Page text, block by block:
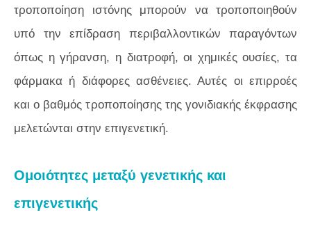
τροποποίηση ιστόνης μπορούν να τροποποιηθούν
υπό την επίδραση περιβαλλοντικών παραγόντων
όπως η γήρανση, η διατροφή, οι χημικές ουσίες, τα
φάρμακα ή διάφορες ασθένειες. Αυτές οι επιρροές
και ο βαθμός τροποποίησης της γονιδιακής έκφρασης
μελετώνται στην επιγενετική.
Ομοιότητες μεταξύ γενετικής και
επιγενετικής